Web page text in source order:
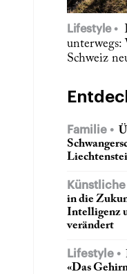
Lifestyle
unterwegs:
Schweiz
Familie
in die
Intelligenz
verändert
Lifestyle
«Das